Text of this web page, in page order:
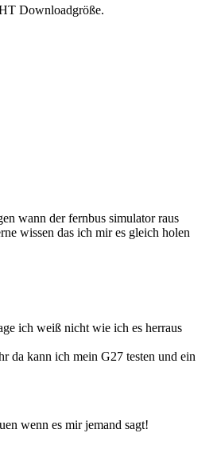
Downloadgröße.
wann der fernbus simulator raus
wissen das ich mir es gleich holen
ich weiß nicht wie ich es herraus
da kann ich mein G27 testen und ein
wenn es mir jemand sagt!